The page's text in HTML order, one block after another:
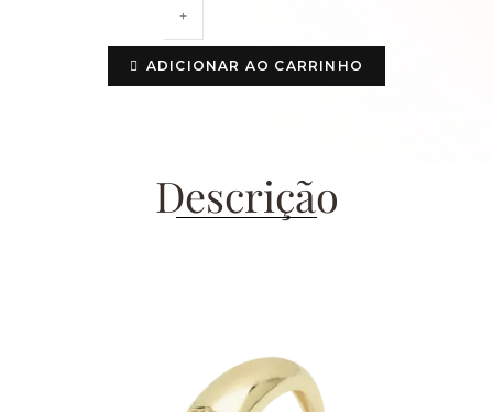
+
ADICIONAR AO CARRINHO
Descrição